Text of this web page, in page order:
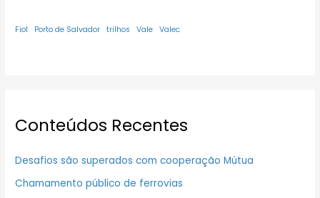
Fiol Porto de Salvador trilhos Vale Valec
Conteúdos Recentes
Desafios são superados com cooperação Mútua
Chamamento público de ferrovias